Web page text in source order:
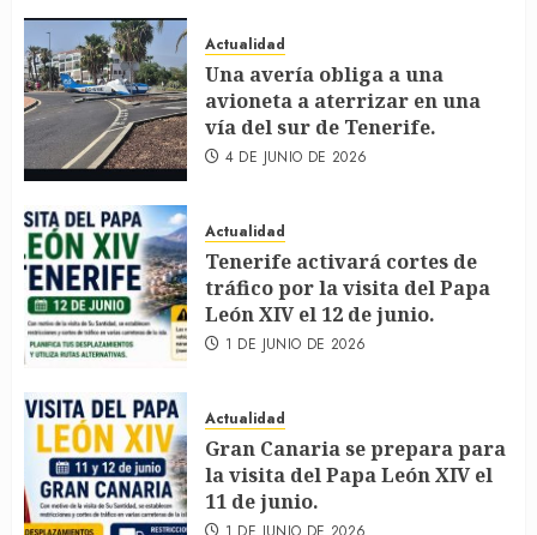
Actualidad
Una avería obliga a una
avioneta a aterrizar en una
vía del sur de Tenerife.
4 DE JUNIO DE 2026
Actualidad
Tenerife activará cortes de
tráfico por la visita del Papa
León XIV el 12 de junio.
1 DE JUNIO DE 2026
Actualidad
Gran Canaria se prepara para
la visita del Papa León XIV el
11 de junio.